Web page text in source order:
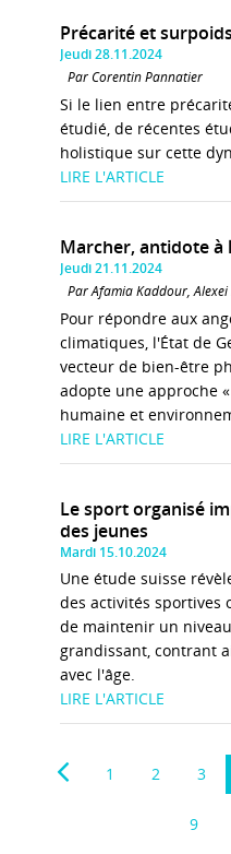
Précarité et
Jeudi 28.11.2024
Par Corentin Pannatier
Si le lien entre
étudié, de récentes
holistique sur cette
LIRE L'ARTICLE
Marcher, antidote à
Jeudi 21.11.2024
Par Afamia Kaddour,
Pour répondre aux
climatiques, l'État de
vecteur de bien-être
adopte une approche
humaine et
LIRE L'ARTICLE
Le sport organisé
des jeunes
Mardi 15.10.2024
Une étude suisse
des activités sportives
de maintenir un
grandissant, contrant
avec l'âge.
LIRE L'ARTICLE
1 2 3
9